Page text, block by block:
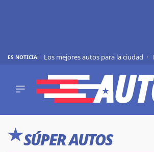
contenido
ES NOTICIA: Los mejores autos para la ciudad
SHOWS
ACTUALIDADSÚPER AUTOS